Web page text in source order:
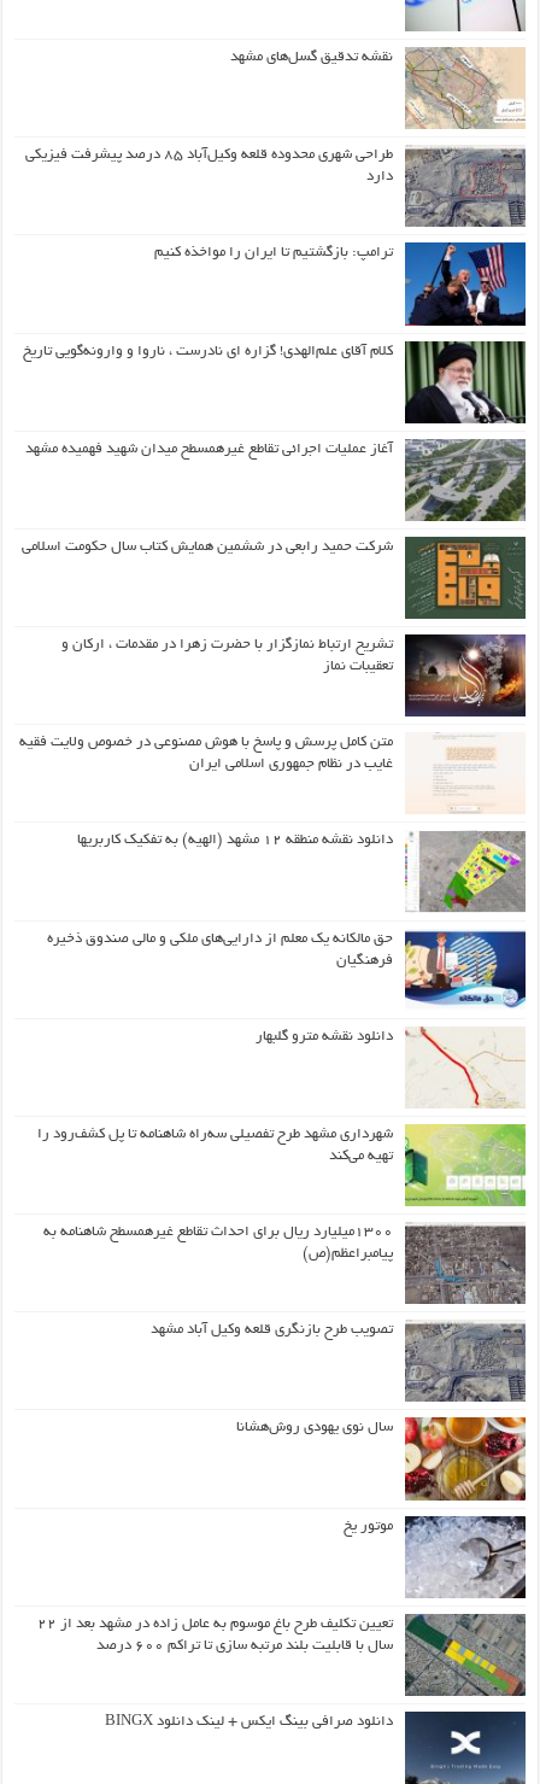
نقشه تدقیق گسل‌های مشهد
طراحی شهری محدوده قلعه وکیل‌آباد ۸۵ درصد پیشرفت فیزیکی
دارد
ترامپ: بازگشتیم تا ایران را مواخذه کنیم
کلام آقای علم‌الهدی! گزاره ای نادرست ، ناروا و وارونه‌گویی تاریخ
آغاز عملیات اجرائی تقاطع غیرهمسطح میدان شهید فهمیده مشهد
شرکت حمید رابعی در ششمین همایش کتاب سال حکومت اسلامی
تشریح ارتباط نمازگزار با حضرت زهرا در مقدمات ، ارکان و
تعقیبات نماز
متن کامل پرسش و پاسخ با هوش مصنوعی در خصوص ولایت فقیه
غایب در نظام جمهوری اسلامی ایران
دانلود نقشه منطقه ۱۲ مشهد (الهیه) به تفکیک کاربریها
حق مالکانه یک معلم از دارایی‌های ملکی و مالی صندوق ذخیره
فرهنگیان
دانلود نقشه مترو گلبهار
شهرداری مشهد طرح تفصیلی سه‌راه شاهنامه تا پل کشف‌رود را
تهیه می‌کند
۱۳۰۰میلیارد ریال برای احداث تقاطع غیرهمسطح شاهنامه به
پیامبراعظم(ص)
تصویب طرح بازنگری قلعه وکیل آباد مشهد
سال نوی یهودی روش‌هشانا
موتور یخ
تعیین تکلیف طرح باغ موسوم به عامل زاده در مشهد بعد از ۲۲
سال با قابلیت بلند مرتبه سازی تا تراکم ۶۰۰ درصد
دانلود صرافی بینگ ایکس + لینک دانلود BINGX